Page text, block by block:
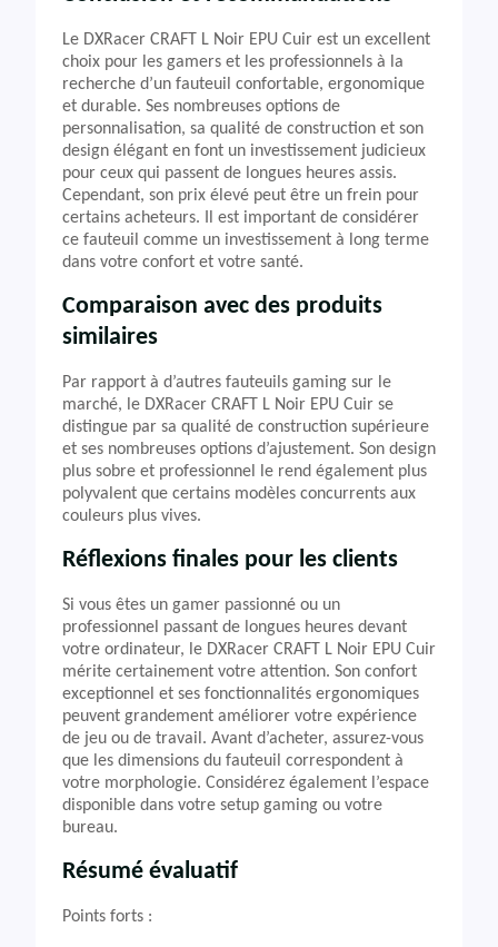
Le DXRacer CRAFT L Noir EPU Cuir est un excellent
choix pour les gamers et les professionnels à la
recherche d’un fauteuil confortable, ergonomique
et durable. Ses nombreuses options de
personnalisation, sa qualité de construction et son
design élégant en font un investissement judicieux
pour ceux qui passent de longues heures assis.
Cependant, son prix élevé peut être un frein pour
certains acheteurs. Il est important de considérer
ce fauteuil comme un investissement à long terme
dans votre confort et votre santé.
Comparaison avec des produits
similaires
Par rapport à d’autres fauteuils gaming sur le
marché, le DXRacer CRAFT L Noir EPU Cuir se
distingue par sa qualité de construction supérieure
et ses nombreuses options d’ajustement. Son design
plus sobre et professionnel le rend également plus
polyvalent que certains modèles concurrents aux
couleurs plus vives.
Réflexions finales pour les clients
Si vous êtes un gamer passionné ou un
professionnel passant de longues heures devant
votre ordinateur, le DXRacer CRAFT L Noir EPU Cuir
mérite certainement votre attention. Son confort
exceptionnel et ses fonctionnalités ergonomiques
peuvent grandement améliorer votre expérience
de jeu ou de travail. Avant d’acheter, assurez-vous
que les dimensions du fauteuil correspondent à
votre morphologie. Considérez également l’espace
disponible dans votre setup gaming ou votre
bureau.
Résumé évaluatif
Points forts :